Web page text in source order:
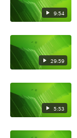
9:54
29:59
5:53